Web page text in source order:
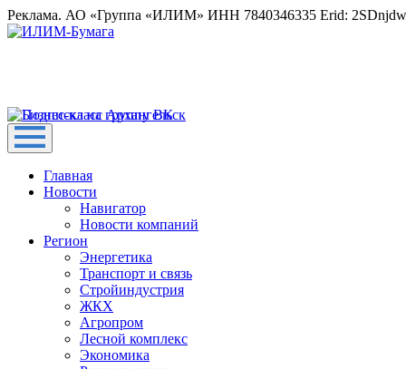
Реклама. АО «Группа «ИЛИМ» ИНН 7840346335 Erid:
Главная
Новости
Навигатор
Новости компаний
Регион
Энергетика
Транспорт и связь
Стройиндустрия
ЖКХ
Агропром
Лесной комплекс
Экономика